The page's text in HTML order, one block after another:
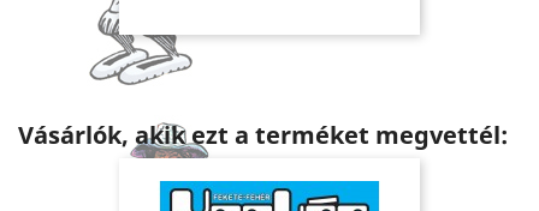
Vásárlók, akik ezt a terméket megvettél: